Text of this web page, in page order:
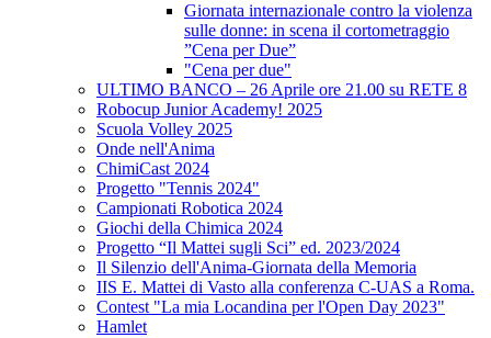
Giornata internazionale contro la violenza
sulle donne: in scena il cortometraggio
”Cena per Due”
"Cena per due"
ULTIMO BANCO – 26 Aprile ore 21.00 su RETE 8
Robocup Junior Academy! 2025
Scuola Volley 2025
Onde nell'Anima
ChimiCast 2024
Progetto "Tennis 2024"
Campionati Robotica 2024
Giochi della Chimica 2024
Progetto “Il Mattei sugli Sci” ed. 2023/2024
Il Silenzio dell'Anima-Giornata della Memoria
IIS E. Mattei di Vasto alla conferenza C-UAS a Roma.
Contest "La mia Locandina per l'Open Day 2023"
Hamlet